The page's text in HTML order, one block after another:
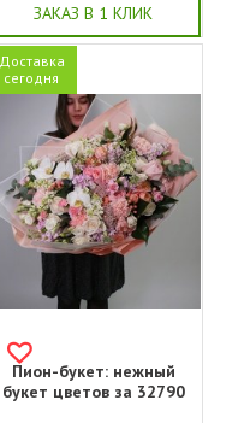
ЗАКАЗ В 1 КЛИК
Доставка
сегодня
Пион-букет: нежный
букет цветов за 32790